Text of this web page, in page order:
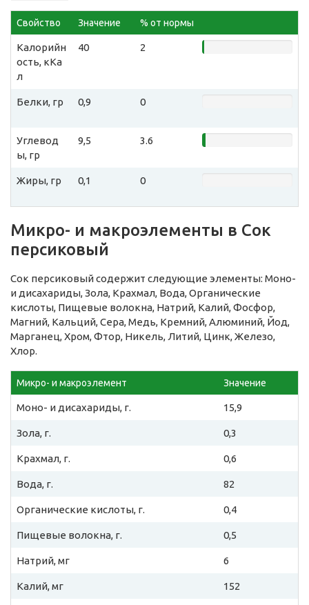
Свойство Значение % от нормы
Калорийн
ость, кКа
л
40 2
Белки, гр 0,9 0
Углевод
ы, гр
9,5 3.6
Жиры, гр 0,1 0
Микро- и макроэлементы в Сок
персиковый
Сок персиковый содержит следующие элементы: Моно-
и дисахариды, Зола, Крахмал, Вода, Органические
кислоты, Пищевые волокна, Натрий, Калий, Фосфор,
Магний, Кальций, Сера, Медь, Кремний, Алюминий, Йод,
Марганец, Хром, Фтор, Никель, Литий, Цинк, Железо,
Хлор.
Микро- и макроэлемент Значение
Моно- и дисахариды, г. 15,9
Зола, г. 0,3
Крахмал, г. 0,6
Вода, г. 82
Органические кислоты, г. 0,4
Пищевые волокна, г. 0,5
Натрий, мг 6
Калий, мг 152